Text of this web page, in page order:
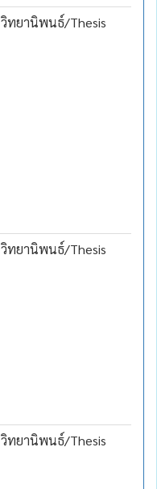
วิทยานิพนธ์/Thesis
วิทยานิพนธ์/Thesis
วิทยานิพนธ์/Thesis